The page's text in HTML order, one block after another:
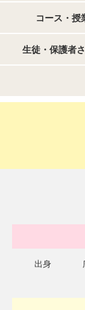
コース・授
生徒・保護者
出身